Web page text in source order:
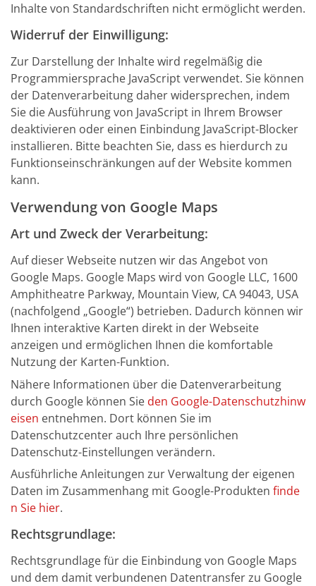
Inhalte von Standardschriften nicht ermöglicht werden.
Widerruf der Einwilligung:
Zur Darstellung der Inhalte wird regelmäßig die
Programmiersprache JavaScript verwendet. Sie können
der Datenverarbeitung daher widersprechen, indem
Sie die Ausführung von JavaScript in Ihrem Browser
deaktivieren oder einen Einbindung JavaScript-Blocker
installieren. Bitte beachten Sie, dass es hierdurch zu
Funktionseinschränkungen auf der Website kommen
kann.
Verwendung von Google Maps
Art und Zweck der Verarbeitung:
Auf dieser Webseite nutzen wir das Angebot von
Google Maps. Google Maps wird von Google LLC, 1600
Amphitheatre Parkway, Mountain View, CA 94043, USA
(nachfolgend „Google“) betrieben. Dadurch können wir
Ihnen interaktive Karten direkt in der Webseite
anzeigen und ermöglichen Ihnen die komfortable
Nutzung der Karten-Funktion.
Nähere Informationen über die Datenverarbeitung
durch Google können Sie den Google-Datenschutzhinw
eisen entnehmen. Dort können Sie im
Datenschutzcenter auch Ihre persönlichen
Datenschutz-Einstellungen verändern.
Ausführliche Anleitungen zur Verwaltung der eigenen
Daten im Zusammenhang mit Google-Produkten finde
n Sie hier.
Rechtsgrundlage:
Rechtsgrundlage für die Einbindung von Google Maps
und dem damit verbundenen Datentransfer zu Google